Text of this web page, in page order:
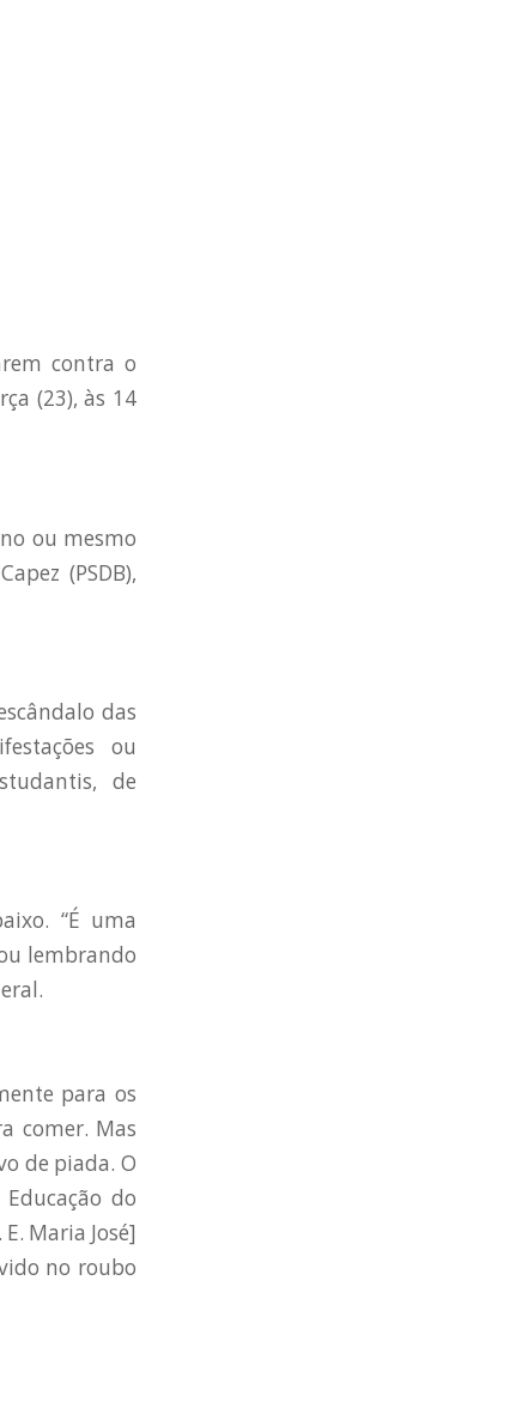
contra o
(23), às 14
ou mesmo
(PSDB),
das
ou
de
“É uma
lembrando
para os
comer. Mas
de piada. O
do
Maria José]
no roubo